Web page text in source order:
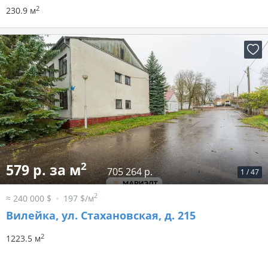
230.9 м2
1 /47
579 р. за м2 705 264 р.
≈ 240 000 $ 197 $/м2
Вилейка, ул. Стахановская, д. 215
1223.5 м2